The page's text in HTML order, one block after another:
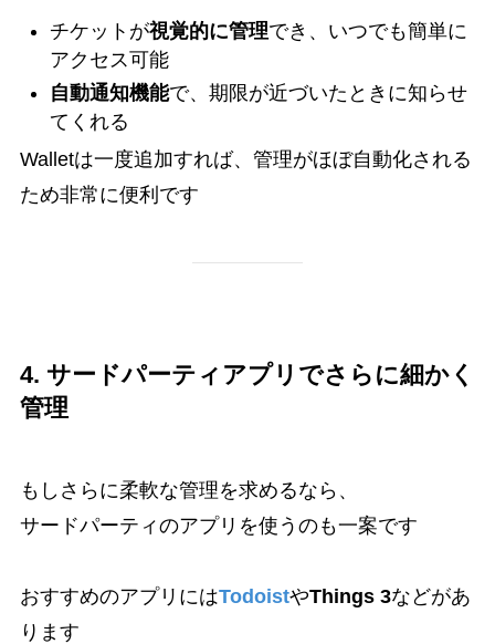
チケットが視覚的に管理でき、いつでも簡単に
アクセス可能
自動通知機能で、期限が近づいたときに知らせ
てくれる
Walletは一度追加すれば、管理がほぼ自動化される
ため非常に便利です
4. サードパーティアプリでさらに細かく
管理
もしさらに柔軟な管理を求めるなら、
サードパーティのアプリを使うのも一案です
おすすめのアプリにはTodoistやThings 3などがあ
ります